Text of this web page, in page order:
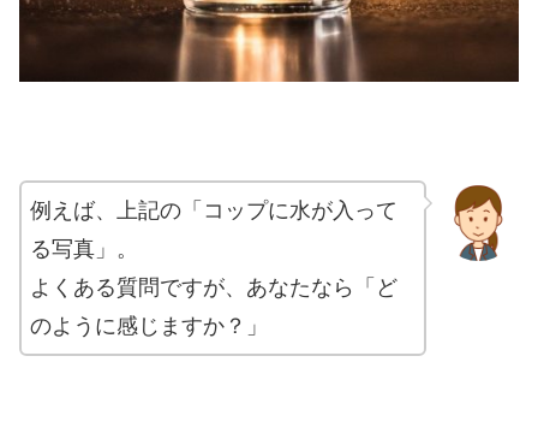
例えば、上記の「コップに水が入って
る写真」。
よくある質問ですが、あなたなら「ど
のように感じますか？」